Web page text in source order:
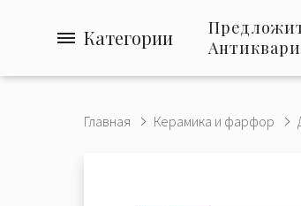
Категории
Главная Керамика и фарфор